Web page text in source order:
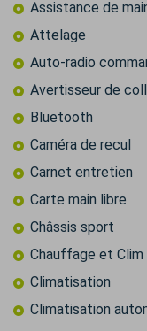
Assistance de
Attelage
Auto-radio
Avertisseur de
Bluetooth
Caméra de recul
Carnet entretien
Carte main libre
Châssis sport
Chauffage et Clim
Climatisation
Climatisation